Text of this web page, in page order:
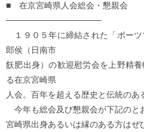
■ 在京宮崎県人会総会・懇親会
────────────────
１９０５年に締結された「ポー
郎侯（日南市
飫肥出身）の歓迎慰労会を上野精
る在京宮崎県
人会。百年を超える歴史と伝統のあ
今年も総会及び懇親会が下記のと
宮崎県出身あるいは縁のある方はぜ